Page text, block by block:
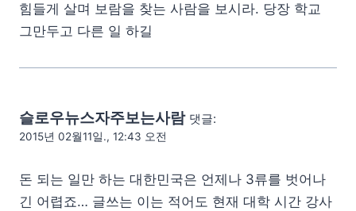
힘들게 살며 보람을 찾는 사람을 보시라. 당장 학교
그만두고 다른 일 하길
슬로우뉴스자주보는사람 댓글:
2015년 02월11일., 12:43 오전
돈 되는 일만 하는 대한민국은 언제나 3류를 벗어나
긴 어렵죠… 글쓰는 이는 적어도 현재 대학 시간 강사